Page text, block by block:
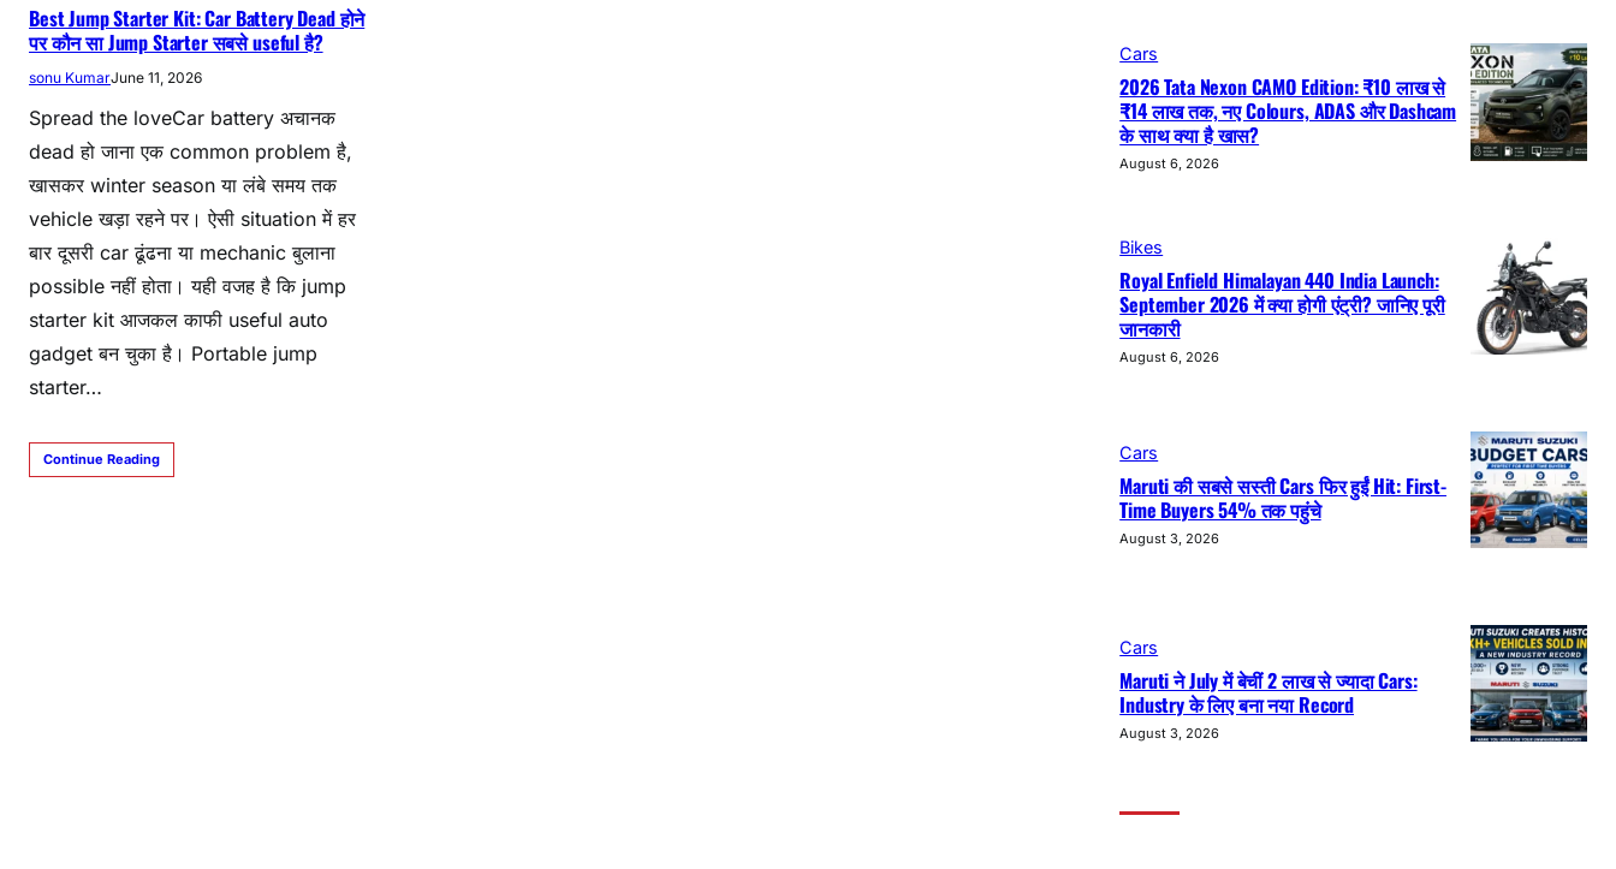
Best Jump Starter Kit: Car Battery Dead होने
पर कौन सा Jump Starter सबसे useful है?
sonu KumarJune 11, 2026
Spread the loveCar battery अचानक
dead हो जाना एक common problem है,
खासकर winter season या लंबे समय तक
vehicle खड़ा रहने पर। ऐसी situation में हर
बार दूसरी car ढूंढना या mechanic बुलाना
possible नहीं होता। यही वजह है कि jump
starter kit आजकल काफी useful auto
gadget बन चुका है। Portable jump
starter…
Continue Reading
Cars
2026 Tata Nexon CAMO Edition: ₹10 लाख से
₹14 लाख तक, नए Colours, ADAS और Dashcam
के साथ क्या है खास?
August 6, 2026
Bikes
Royal Enfield Himalayan 440 India Launch:
September 2026 में क्या होगी एंट्री? जानिए पूरी
जानकारी
August 6, 2026
Cars
Maruti की सबसे सस्ती Cars फिर हुईं Hit: First-
Time Buyers 54% तक पहुंचे
August 3, 2026
Cars
Maruti ने July में बेचीं 2 लाख से ज्यादा Cars:
Industry के लिए बना नया Record
August 3, 2026